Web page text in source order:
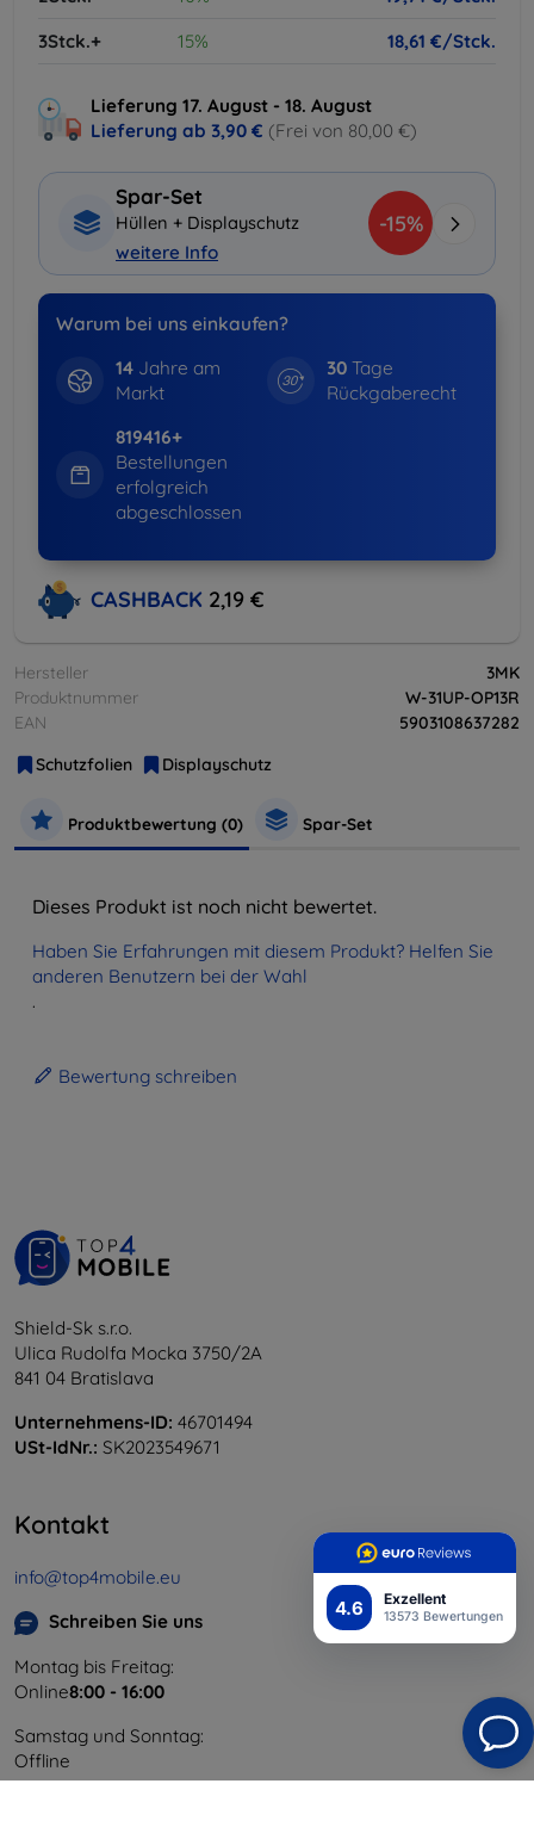
4.6 Exzellent
13573 Bewertungen
3Stck.+
15% 18,61 €/Stck.
Lieferung 17. August - 18. August
Lieferung ab 3,90 € (Frei von 80,00 €)
Spar-Set
Hüllen + Displayschutz
weitere Info
-15%
Warum bei uns einkaufen?
14Jahre am
Markt
30 Tage
Rückgaberecht
819416+
Bestellungen
erfolgreich
abgeschlossen
CASHBACK 2,19 €
Hersteller
3MK
Produktnummer
W-31UP-OP13R
EAN
5903108637282
Schutzfolien
Displayschutz
Produktbewertung (0) Spar-Set
Dieses Produkt ist noch nicht bewertet.
Haben Sie Erfahrungen mit diesem Produkt? Helfen Sie
anderen Benutzern bei der Wahl
.
Bewertung schreiben
Shield-Sk s.r.o.
Ulica Rudolfa Mocka 3750/2A
841 04 Bratislava
Unternehmens-ID: 46701494
USt-IdNr.: SK2023549671
Kontakt
info@top4mobile.eu
Schreiben Sie uns
Montag bis Freitag:
Online8:00 - 16:00
Samstag und Sonntag:
Offline